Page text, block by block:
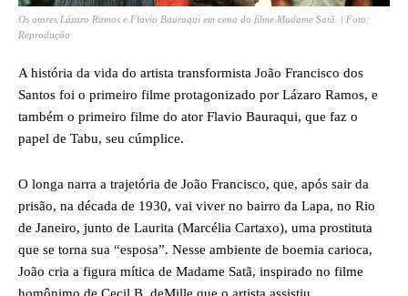
Os atores Lázaro Ramos e Flavio Bauraqui em cena do filme Madame Satã. | Foto:
Reprodução
A história da vida do artista transformista João Francisco dos
Santos foi o primeiro filme protagonizado por Lázaro Ramos, e
também o primeiro filme do ator Flavio Bauraqui, que faz o
papel de Tabu, seu cúmplice.
O longa narra a trajetória de João Francisco, que, após sair da
prisão, na década de 1930, vai viver no bairro da Lapa, no Rio
de Janeiro, junto de Laurita (Marcélia Cartaxo), uma prostituta
que se torna sua “esposa”. Nesse ambiente de boemia carioca,
João cria a figura mítica de Madame Satã, inspirado no filme